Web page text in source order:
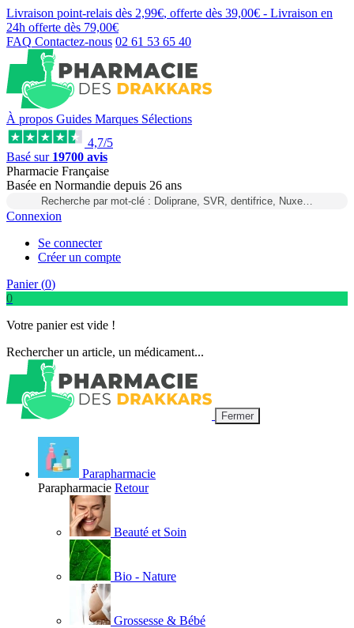
Livraison point-relais dès 2,99€, offerte dès 39,00€ - Livraison en
24h offerte dès 79,00€
FAQ Contactez-nous 02 61 53 65 40
À propos Guides Marques Sélections
4,7/5
Basé sur 19700 avis
Pharmacie Française
Basée en Normandie depuis 26 ans
Recherche par mot-clé : Doliprane, SVR, dentifrice, Nuxe…
Connexion
Se connecter
Créer un compte
Panier (0)
0
Votre panier est vide !
Rechercher un article, un médicament...
Fermer
Parapharmacie
Parapharmacie Retour
Beauté et Soin
Bio - Nature
Grossesse & Bébé